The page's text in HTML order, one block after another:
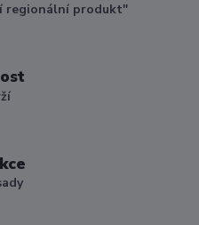
regionální produkt"